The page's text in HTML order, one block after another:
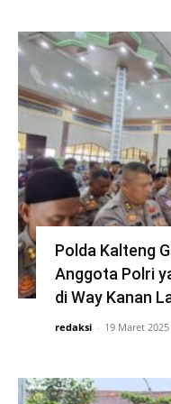
Polda Kalteng
Anggota Polri
di Way Kanan
redaksi - 19 Maret 2025